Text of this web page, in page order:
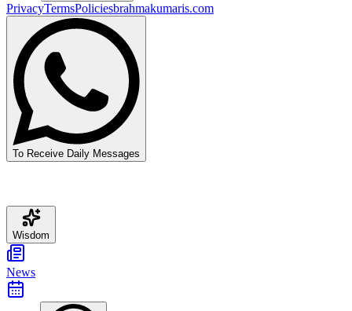
PrivacyTermsPoliciesbrahmakumaris.com
To Receive Daily Messages
Wisdom
News